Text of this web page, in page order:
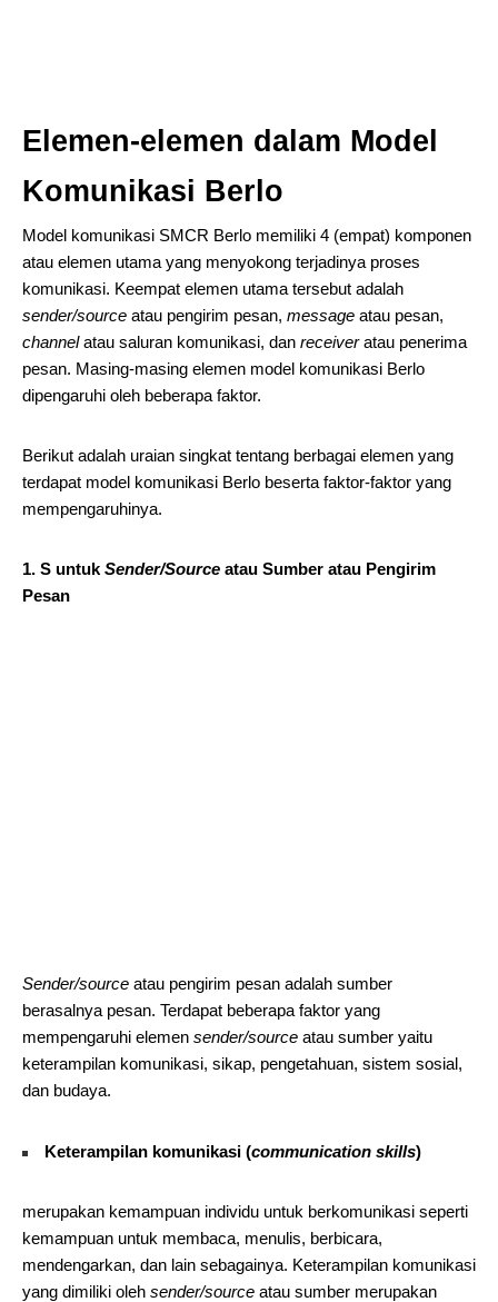
Elemen-elemen dalam Model
Komunikasi Berlo
Model komunikasi SMCR Berlo memiliki 4 (empat) komponen
atau elemen utama yang menyokong terjadinya proses
komunikasi. Keempat elemen utama tersebut adalah
sender/source atau pengirim pesan, message atau pesan,
channelatau saluran komunikasi, dan receiveratau penerima
pesan. Masing-masing elemen model komunikasi Berlo
dipengaruhi oleh beberapa faktor.
Berikut adalah uraian singkat tentang berbagai elemen yang
terdapat model komunikasi Berlo beserta faktor-faktor yang
mempengaruhinya.
1. S untuk Sender/Source atau Sumber atau Pengirim
Pesan
Sender/source atau pengirim pesan adalah sumber
berasalnya pesan. Terdapat beberapa faktor yang
mempengaruhi elemen sender/source atau sumber yaitu
keterampilan komunikasi, sikap, pengetahuan, sistem sosial,
dan budaya.
Keterampilan komunikasi (communication skills)
merupakan kemampuan individu untuk berkomunikasi seperti
kemampuan untuk membaca, menulis, berbicara,
mendengarkan, dan lain sebagainya. Keterampilan komunikasi
yang dimiliki oleh sender/source atau sumber merupakan